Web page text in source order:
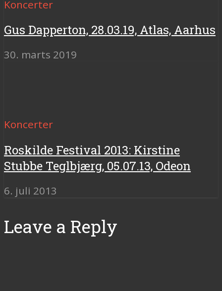
Koncerter
Gus Dapperton, 28.03.19, Atlas, Aarhus
30. marts 2019
Koncerter
Roskilde Festival 2013: Kirstine
Stubbe Teglbjærg, 05.07.13, Odeon
6. juli 2013
Leave a Reply